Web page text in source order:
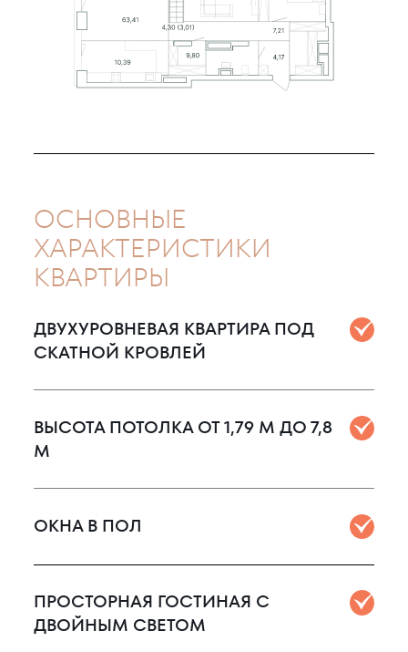
ОСНОВНЫЕ
ХАРАКТЕРИСТИКИ
КВАРТИРЫ
ДВУХУРОВНЕВАЯ КВАРТИРА ПОД
СКАТНОЙ КРОВЛЕЙ
ВЫСОТА ПОТОЛКА ОТ 1,79 М ДО 7,8
М
ОКНА В ПОЛ
ПРОСТОРНАЯ ГОСТИНАЯ С
ДВОЙНЫМ СВЕТОМ